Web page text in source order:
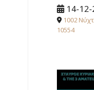
14-12-
1002
10554